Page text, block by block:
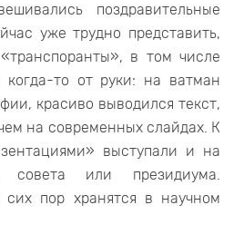
поздравительные
уже трудно представить,
в том числе
когда-то от руки: на ватман
красиво выводился текст,
на современных слайдах. К
выступали и на
совета или президиума.
пор хранятся в научном